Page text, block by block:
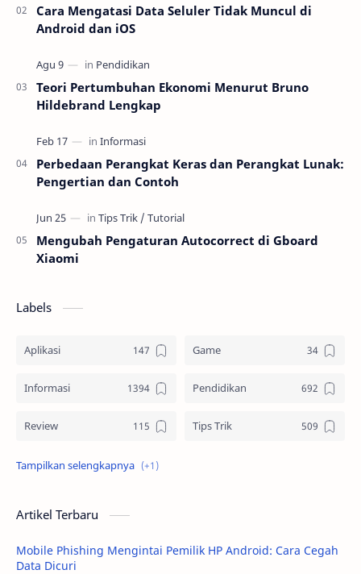
Cara Mengatasi Data Seluler Tidak Muncul di
Android dan iOS
Teori Pertumbuhan Ekonomi Menurut Bruno
Hildebrand Lengkap
Perbedaan Perangkat Keras dan Perangkat Lunak:
Pengertian dan Contoh
Mengubah Pengaturan Autocorrect di Gboard
Xiaomi
Labels
Aplikasi Game
Informasi Pendidikan
Review Tips Trik
Tutorial
Artikel Terbaru
Mobile Phishing Mengintai Pemilik HP Android: Cara Cegah
Data Dicuri